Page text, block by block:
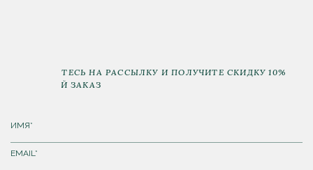
ПОДПИШИТЕСЬ НА РАССЫЛКУ И ПОЛУЧИТЕ СКИДКУ 10%
НА ПЕРВЫЙ ЗАКАЗ